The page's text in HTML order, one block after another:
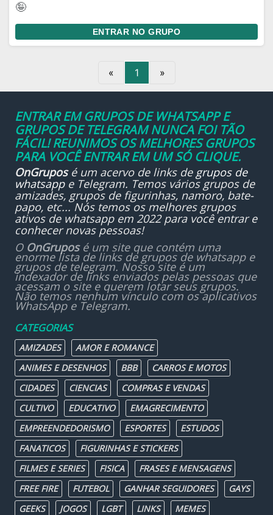
🤪
ENTRAR NO GRUPO
« 1 »
ENTRAR EM GRUPOS DE WHATSAPP E
GRUPOS DE TELEGRAM NUNCA FOI TÃO
FÁCIL! REUNIMOS OS MELHORES GRUPOS
PARA VOCÊ ENTRAR EM UM SÓ CLIQUE.
OnGruposé um acervo de links de grupos de
whatsappe Telegram. Temos vários grupos de
amizades, grupos de figurinhas, namoro, bate-
papo, etc... Nós temos os melhores grupos
ativos de whatsapp em 2022 para você entrar e
conhecer novas pessoas!
O OnGruposé um site que contém uma
enorme lista de links de grupos de whatsapp e
grupos de telegram. Nosso site é um
indexador de links enviados pelas pessoas que
acessam o site e querem lotar seus grupos.
Não temos nenhum vínculo com os aplicativos
WhatsApp e Telegram.
CATEGORIAS
AMIZADES
AMOR E ROMANCE
ANIMES E DESENHOS
BBB
CARROS E MOTOS
CIDADES
CIENCIAS
COMPRAS E VENDAS
CULTIVO
EDUCATIVO
EMAGRECIMENTO
EMPREENDEDORISMO
ESPORTES
ESTUDOS
FANATICOS
FIGURINHAS E STICKERS
FILMES E SERIES
FISICA
FRASES E MENSAGENS
FREE FIRE
FUTEBOL GANHAR SEGUIDORES
GAYS
GEEKS
JOGOS LGBT LINKS
MEMES